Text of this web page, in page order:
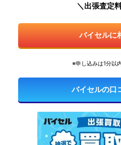
＼出張査定
バイセルに
※申し込みは1分以
バイセルの口